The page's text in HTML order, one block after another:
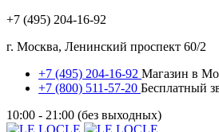
+7 (495) 204-16-92
г. Москва, Ленинский проспект 60/2
+7 (495) 204-16-92 Магазин в
+7 (800) 511-57-20 Бесплатный
10:00 - 21:00 (без выходных)